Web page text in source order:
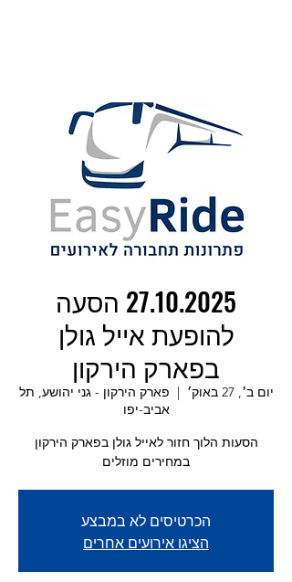
27.10.2025 הסעה
להופעת אייל גולן
בפארק הירקון
יום ב׳, 27 באוק׳
  |
פארק הירקון - גני יהושע, תל
אביב-יפו
הסעות הלוך חזור לאייל גולן בפארק הירקון
במחירים מוזלים
הכרטיסים לא במבצע
הציגו אירועים אחרים